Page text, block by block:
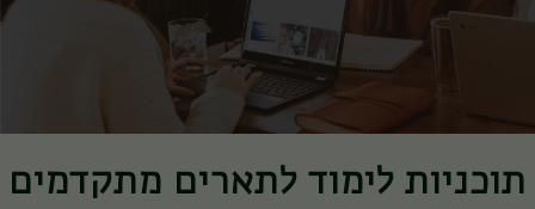
תוכניות לימוד לתארים מתקדמים